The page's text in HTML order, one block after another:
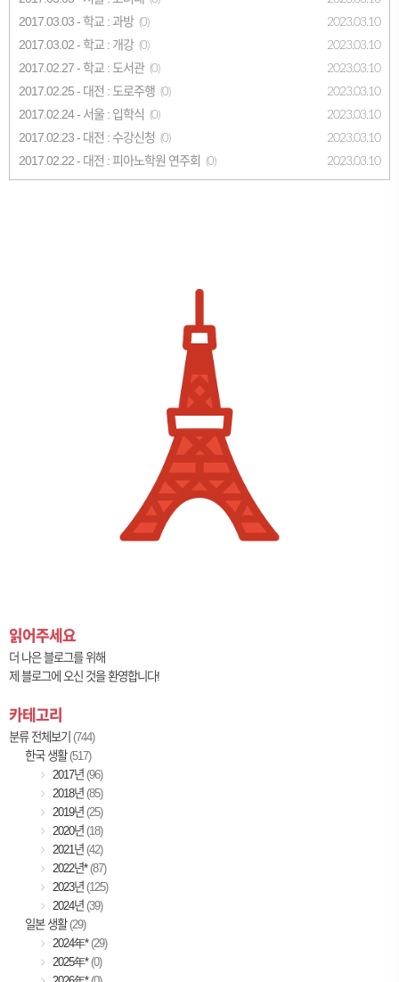
2017.03.03 - 학교 : 과방 (0) 2023.03.10
2017.03.02 - 학교 : 개강 (0) 2023.03.10
2017.02.27 - 학교 : 도서관 (0) 2023.03.10
2017.02.25 - 대전 : 도로주행 (0) 2023.03.10
2017.02.24 - 서울 : 입학식 (0) 2023.03.10
2017.02.23 - 대전 : 수강신청 (0) 2023.03.10
2017.02.22 - 대전 : 피아노학원 연주회 (0) 2023.03.10
읽어주세요
더 나은 블로그를 위해
제 블로그에 오신 것을 환영합니다!
카테고리
분류 전체보기 (744)
한국 생활 (517)
2017년 (96)
2018년 (85)
2019년 (25)
2020년 (18)
2021년 (42)
2022년* (87)
2023년 (125)
2024년 (39)
일본 생활 (29)
2024年* (29)
2025年* (0)